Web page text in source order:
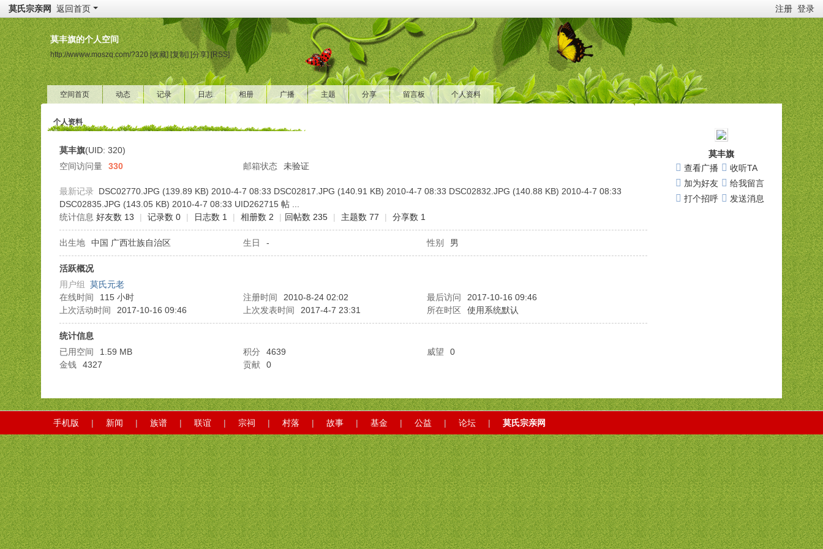
注册 登录
莫氏宗亲网 返回首页
莫丰旗的个人空间
http://wwww.moszq.com/?320 [收藏] [复制] [分享] [RSS]
空间首页 动态 记录 日志 相册 广播 主题 分享 留言板 个人资料
个人资料
莫丰旗(UID: 320)
空间访问量
330 邮箱状态 未验证
最新记录 DSC02770.JPG (139.89 KB) 2010-4-7 08:33 DSC02817.JPG (140.91 KB) 2010-4-7 08:33 DSC02832.JPG (140.88 KB) 2010-4-7 08:33
DSC02835.JPG (143.05 KB) 2010-4-7 08:33 UID262715 帖 ...
统计信息 好友数 13 | 记录数 0 | 日志数 1 | 相册数 2 | 回帖数 235 | 主题数 77 | 分享数 1
出生地 中国 广西壮族自治区 生日 - 性别 男
活跃概况
用户组 莫氏元老
在线时间
115 小时 注册时间 2010-8-24 02:02 最后访问
2017-10-16 09:46
上次活动时间
2017-10-16 09:46 上次发表时间 2017-4-7 23:31 所在时区 使用系统默认
统计信息
已用空间
1.59 MB 积分 4639 威望
0
金钱
4327 贡献 0
莫丰旗
查看广播
收听TA
加为好友
给我留言
打个招呼
发送消息
手机版 | 新闻 | 族谱 | 联谊 | 宗祠 | 村落 | 故事 | 基金 | 公益 | 论坛 | 莫氏宗亲网